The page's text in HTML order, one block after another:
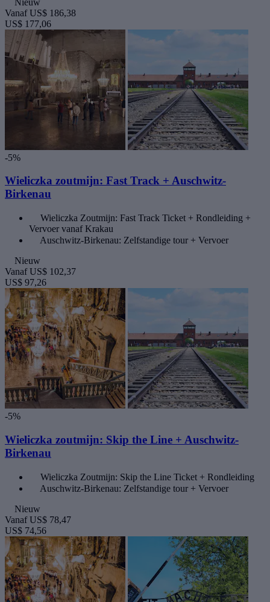
Vanaf US$ 186,38
US$ 177,06
-5%
Wieliczka zoutmijn: Fast Track + Auschwitz-
Birkenau
Wieliczka Zoutmijn: Fast Track Ticket + Rondleiding +
Vervoer vanaf Krakau
Auschwitz-Birkenau: Zelfstandige tour + Vervoer
Nieuw
Vanaf US$ 102,37
US$ 97,26
-5%
Wieliczka zoutmijn: Skip the Line + Auschwitz-
Birkenau
Wieliczka Zoutmijn: Skip the Line Ticket + Rondleiding
Auschwitz-Birkenau: Zelfstandige tour + Vervoer
Nieuw
Vanaf US$ 78,47
US$ 74,56